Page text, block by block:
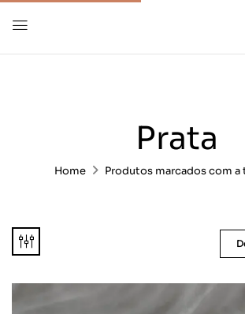
Prata
Home Produtos marcados com a